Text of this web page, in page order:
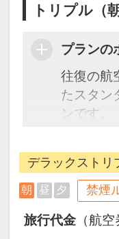
トリプル（
プランの
往復の航
たスタン
ンです。
できるダ
ら、一都
にも最適
旅行期
泊・飛び
デラックストリ
朝 昼 夕 禁煙
旅行代金 （航